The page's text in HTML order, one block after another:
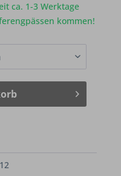
ca. 1-3 Werktage
kommen!